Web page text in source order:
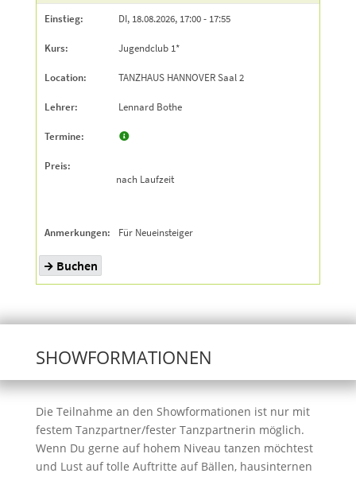
SHOWFORMATIONEN
Die Teilnahme an den Showformationen ist nur mit
festem Tanzpartner/fester Tanzpartnerin möglich.
Wenn Du gerne auf hohem Niveau tanzen möchtest
und Lust auf tolle Auftritte auf Bällen, hausinternen